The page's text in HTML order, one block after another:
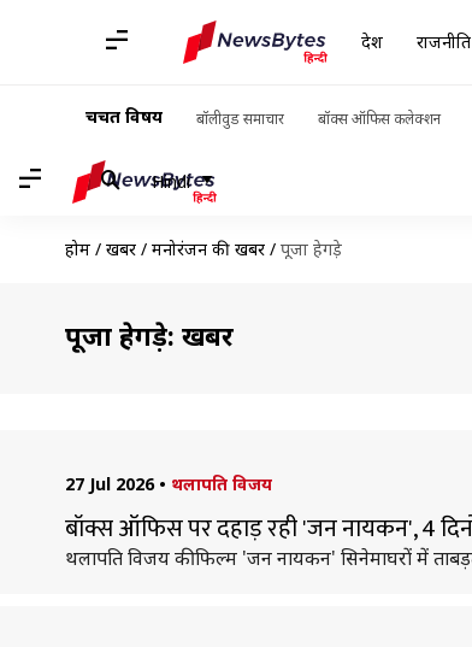
देश राजनीति
चर्चित विषय बॉलीवुड समाचार बॉक्स ऑफिस कलेक्शन
Hindi
होम / खबरें / मनोरंजन की खबरें / पूजा हेगड़े
पूजा हेगड़े: खबरें
27 Jul 2026 • थलापति विजय
बॉक्स ऑफिस पर दहाड़ रही 'जन नायकन', 4
थलापति विजय की फिल्म 'जन नायकन' सिनेमाघरों में